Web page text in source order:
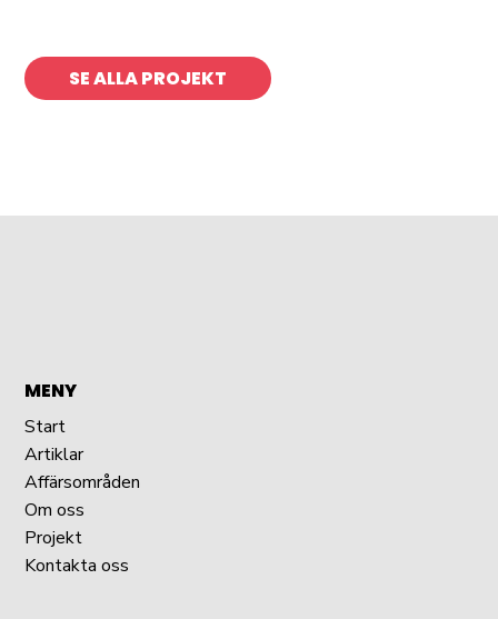
SE ALLA PROJEKT
MENY
Start
Artiklar
Affärsområden
Om oss
Projekt
Kontakta oss